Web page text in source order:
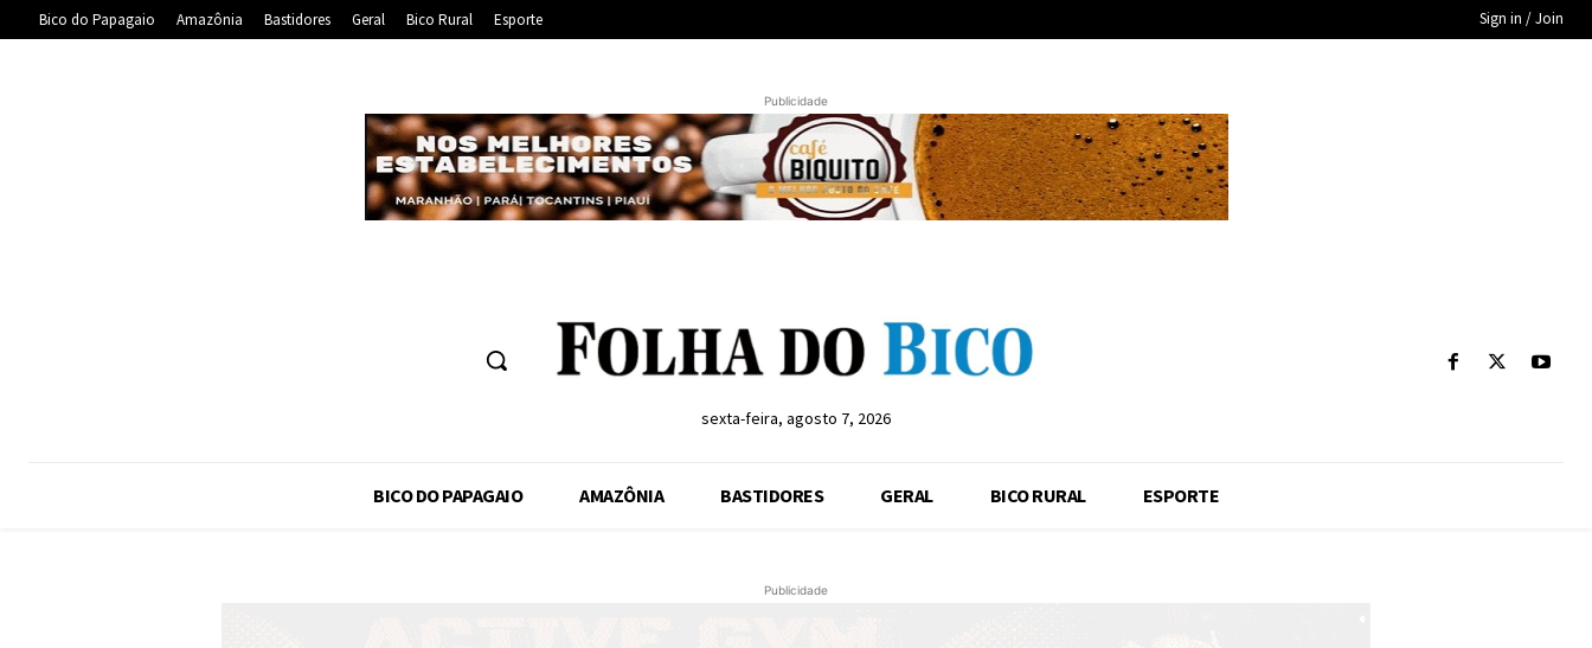
Bico do Papagaio Amazônia Bastidores Geral Bico Rural Esporte Sign in / Join
Publicidade
sexta-feira, agosto 7, 2026
BICO DO PAPAGAIO AMAZÔNIA BASTIDORES GERAL BICO RURAL ESPORTE
Publicidade